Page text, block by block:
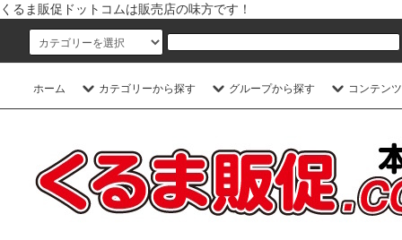
くるま販促ドットコムは販売店の味方です！
ホーム カテゴリーから探す グループから探す コンテン